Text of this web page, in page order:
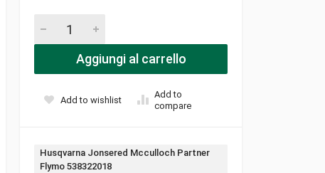
Aggiungi al carrello
Add to wishlist
Add to
compare
Tag:
Husqvarna Jonsered Mcculloch Partner
Flymo 538322018